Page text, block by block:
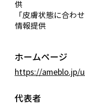
供
「皮膚状態に合わ
情報提供
ホームページ
https://ameblo.jp/
代表者